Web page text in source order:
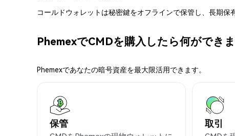
コールドウォレットは秘密鍵をオフラインで保管し、長期
PhemexでCMDを購入したら何ができ
Phemexであなたの暗号資産を最大限活用できます。
保管 取引